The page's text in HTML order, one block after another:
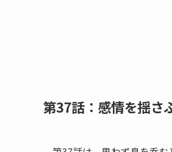
第37話：感情を揺さ